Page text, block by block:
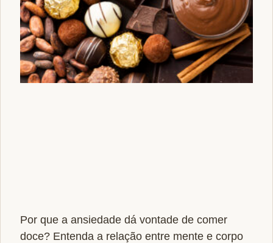
Por que a ansiedade dá vontade de comer
doce? Entenda a relação entre mente e corpo